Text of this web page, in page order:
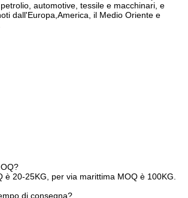
possiamo organizzare la consegna
altrimenti il tempo di consegna è di circa